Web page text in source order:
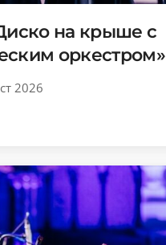
на крыше с
оркестром»
2026